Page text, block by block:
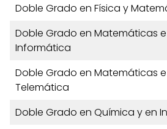
Doble Grado en Física y
Doble Grado en Matemáticas
Informática
Doble Grado en Matemáticas
Telemática
Doble Grado en Química y en